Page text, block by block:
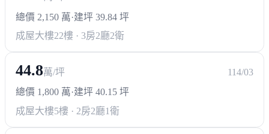
總價 2,150 萬·建坪 39.84 坪
成屋大樓22樓 · 3房2廳2衛
44.8萬/坪
114/03
總價 1,800 萬·建坪 40.15 坪
成屋大樓5樓 · 2房2廳1衛